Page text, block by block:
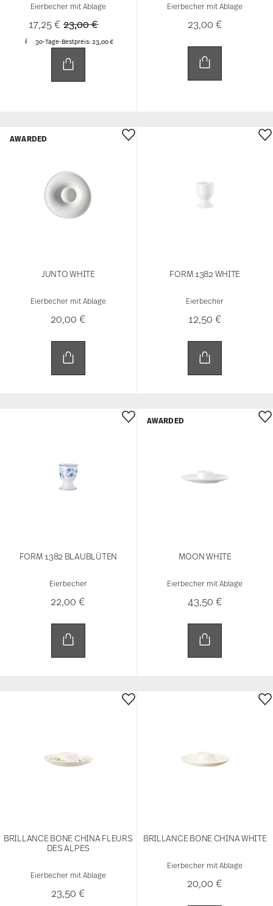
Eierbecher mit Ablage
17,25 €Price reduced from
23,00 €to
30-Tage-Bestpreis:23,00 €
Eierbecher mit Ablage
23,00 €
JUNTO WHITE
Eierbecher mit Ablage
20,00 €
AWARDED
FORM 1382 WHITE
Eierbecher
12,50 €
FORM 1382 BLAUBLÜTEN
Eierbecher
22,00 €
MOON WHITE
Eierbecher mit Ablage
43,50 €
AWARDED
BRILLANCE BONE CHINA FLEURS
DES ALPES
Eierbecher mit Ablage
23,50 €
BRILLANCE BONE CHINA WHITE
Eierbecher mit Ablage
20,00 €